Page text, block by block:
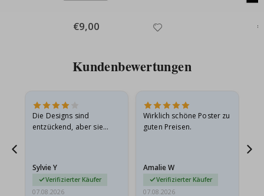
Special
Price
€9,00
Kundenbewertungen
Die Designs sind
entzückend, aber sie
sie…
Sylvie Y
Verifizierter Käufer
07.08.2026
Wirklich schöne Poster zu
guten Preisen.
Amalie W
Verifizierter Käufer
07.08.2026